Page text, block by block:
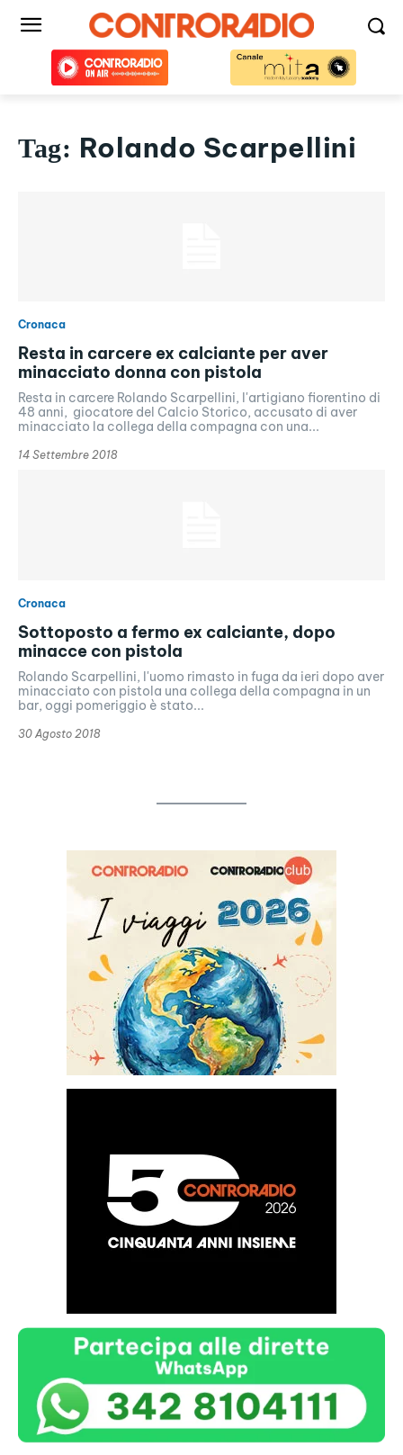
Tag: Rolando Scarpellini
Cronaca
Resta in carcere ex calciante per aver
minacciato donna con pistola
Resta in carcere Rolando Scarpellini, l'artigiano fiorentino di
48 anni, giocatore del Calcio Storico, accusato di aver
minacciato la collega della compagna con una...
14 Settembre 2018
Cronaca
Sottoposto a fermo ex calciante, dopo
minacce con pistola
Rolando Scarpellini, l'uomo rimasto in fuga da ieri dopo aver
minacciato con pistola una collega della compagna in un
bar, oggi pomeriggio è stato...
30 Agosto 2018